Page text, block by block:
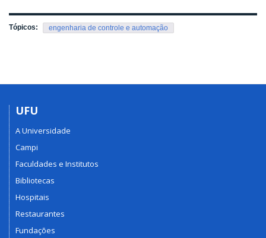
Tópicos: engenharia de controle e automação
UFU
A Universidade
Campi
Faculdades e Institutos
Bibliotecas
Hospitais
Restaurantes
Fundações